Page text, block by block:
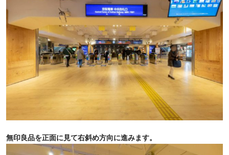
無印良品を正面に見て右斜め方向に進みます。